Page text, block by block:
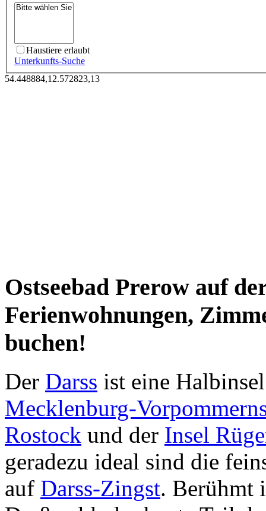
Haustiere erlaubt
Unterkunfts-Suche
54.448884,12.572823,13
Ostseebad Prerow auf
Ferienwohnungen,
buchen!
Der Darss ist eine
Mecklenburg-
Rostock und der Insel
geradezu ideal sind die
auf Darss-Zingst. Berühmt